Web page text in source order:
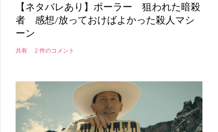
【ネタバレあり】ポーラー 狙われた暗殺
者 感想/放っておけばよかった殺人マシ
ーン
共有 2 件のコメント